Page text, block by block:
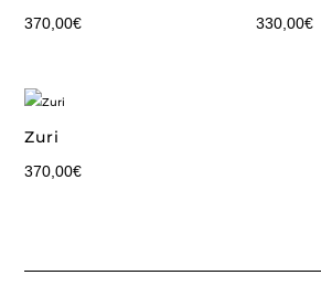
370,00€ 330,00€
Zuri
370,00€